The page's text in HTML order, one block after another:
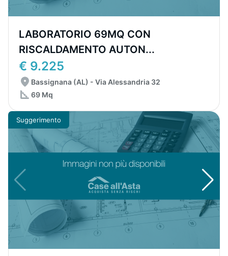
LABORATORIO 69MQ CON
RISCALDAMENTO AUTON...
€ 9.225
Bassignana (AL) - Via Alessandria 32
69 Mq
Suggerimento